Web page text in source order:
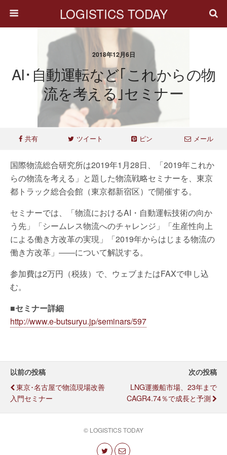
LOGISTICS TODAY
2018年12月6日
AI･自動運転など｢これからの物
流を考える｣セミナー
共有 ツイート ピン メール
国際物流総合研究所は2019年1月28日、「2019年これか
らの物流を考える」と題した物流戦略セミナーを、東京
都トラック総合会館（東京都新宿区）で開催する。
セミナーでは、「物流におけるAI・自動運転技術の向か
う先」「シームレス物流へのチャレンジ」「生産性向上
による働き方改革の実現」「2019年からはじまる物流の
働き方改革」――について解説する。
参加費は2万円（税抜）で、ウェブまたはFAXで申し込
む。
■セミナー詳細
http://www.e-butsuryu.jp/seminars/597
以前の投稿
東京･名古屋で物流現場改善
入門セミナー
次の投稿
LNG運搬船市場、23年まで
CAGR4.74％で成長と予測
© LOGISTICS TODAY